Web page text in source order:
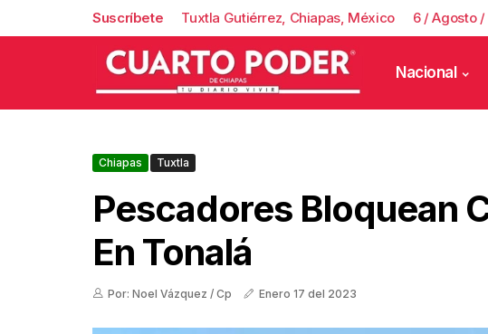
Suscríbete Tuxtla Gutiérrez, Chiapas, México 6 / Agosto
Nacional
Chiapas Tuxtla
Pescadores Bloquean
En Tonalá
Por: Noel Vázquez / Cp Enero 17 del 2023